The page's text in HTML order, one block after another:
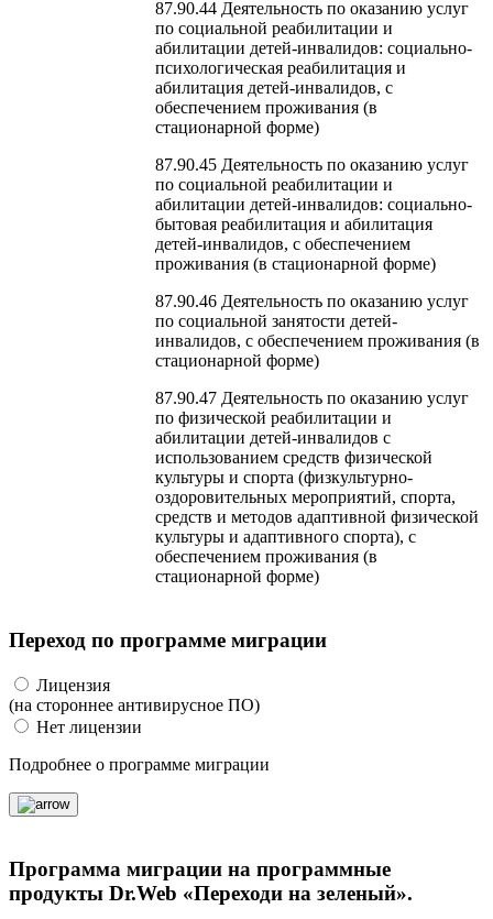
87.90.44 Деятельность по оказанию услуг
по социальной реабилитации и
абилитации детей-инвалидов: социально-
психологическая реабилитация и
абилитация детей-инвалидов, с
обеспечением проживания (в
стационарной форме)
87.90.45 Деятельность по оказанию услуг
по социальной реабилитации и
абилитации детей-инвалидов: социально-
бытовая реабилитация и абилитация
детей-инвалидов, с обеспечением
проживания (в стационарной форме)
87.90.46 Деятельность по оказанию услуг
по социальной занятости детей-
инвалидов, с обеспечением проживания (в
стационарной форме)
87.90.47 Деятельность по оказанию услуг
по физической реабилитации и
абилитации детей-инвалидов с
использованием средств физической
культуры и спорта (физкультурно-
оздоровительных мероприятий, спорта,
средств и методов адаптивной физической
культуры и адаптивного спорта), с
обеспечением проживания (в
стационарной форме)
Переход по программе миграции
Лицензия
(на стороннее антивирусное ПО)
Нет лицензии
Подробнее о программе миграции
Программа миграции на программные
продукты Dr.Web «Переходи на зеленый».